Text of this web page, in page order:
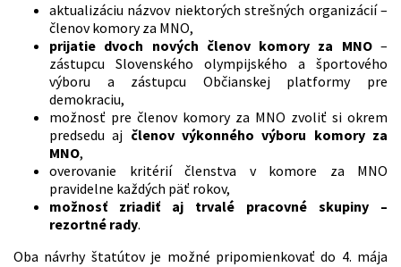
aktualizáciu názvov niektorých strešných organizácií –
členov komory za MNO,
prijatie dvoch nových členov komory za MNO–
zástupcu Slovenského olympijského a športového
výboru a zástupcu Občianskej platformy pre
demokraciu,
možnosť pre členov komory za MNO zvoliť si okrem
predsedu aj členov výkonného výboru komory za
MNO,
overovanie kritérií členstva v komore za MNO
pravidelne každých päť rokov,
možnosť zriadiť aj trvalé pracovné skupiny –
rezortné rady.
Oba návrhy štatútov je možné pripomienkovať do 4. mája